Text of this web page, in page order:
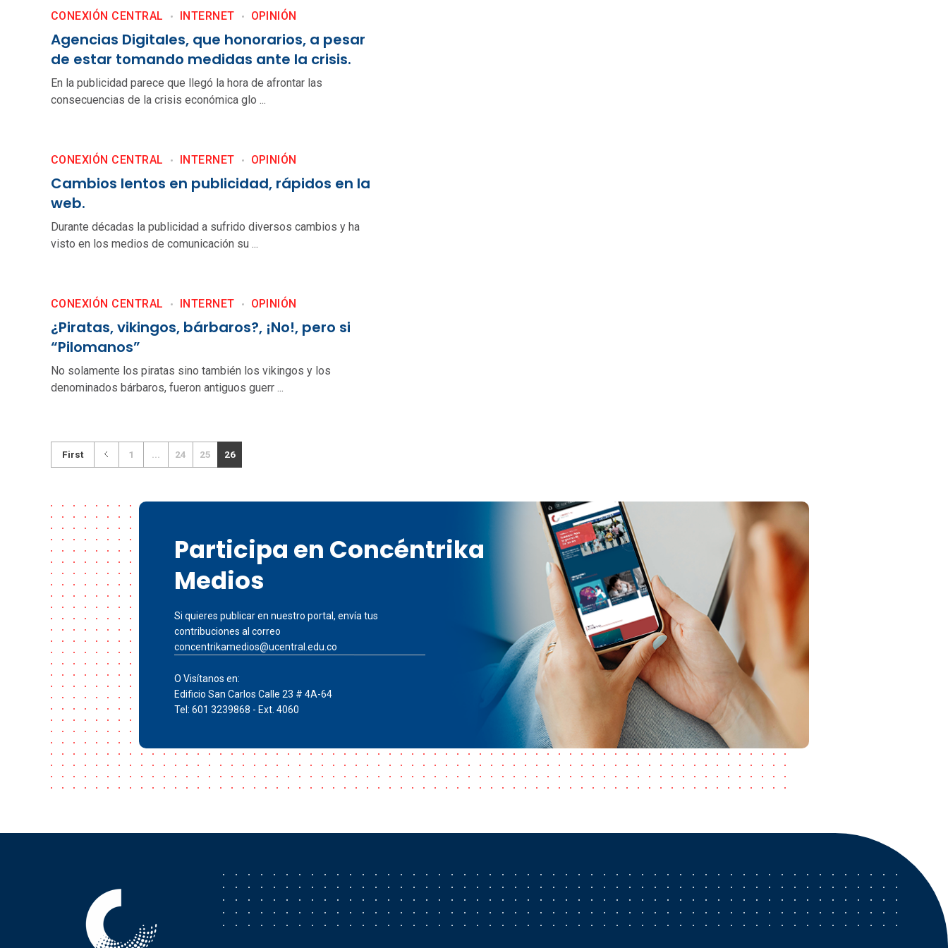
Agencias Digitales, que honorarios, a pesar
de estar tomando medidas ante la crisis.
CONEXIÓN CENTRAL INTERNET OPINIÓN
En la publicidad parece que llegó la hora de afrontar las
consecuencias de la crisis económica glo ...
Cambios lentos en publicidad, rápidos en la
web.
CONEXIÓN CENTRAL INTERNET OPINIÓN
Durante décadas la publicidad a sufrido diversos cambios y ha
visto en los medios de comunicación su ...
¿Piratas, vikingos, bárbaros?, ¡No!, pero si
“Pilomanos”
CONEXIÓN CENTRAL INTERNET OPINIÓN
No solamente los piratas sino también los vikingos y los
denominados bárbaros, fueron antiguos guerr ...
First 1 24 25 26
Participa en Concéntrika
Medios
Si quieres publicar en nuestro portal, envía tus
contribuciones al correo
concentrikamedios@ucentral.edu.co
O Visítanos en:
Edificio San Carlos Calle 23 # 4A-64
Tel: 601 3239868 - Ext. 4060